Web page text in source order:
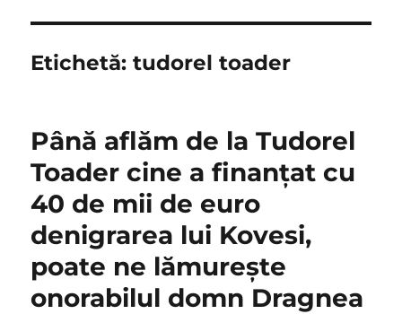
Etichetă:tudorel toader
Până aflăm de la Tudorel
Toader cine a finanţat cu
40 de mii de euro
denigrarea lui Kovesi,
poate ne lămureşte
onorabilul domn Dragnea